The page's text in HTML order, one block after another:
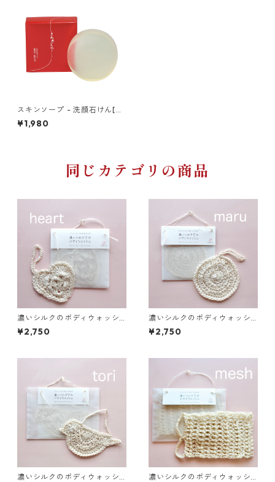
スキンソープ - 洗顔石けん[き
ぬもよふ]
¥1,980
同じカテゴリの商品
濃いシルクのボディウォッシ
¥2,750
濃いシルクのボディウォッシ
¥2,750
濃いシルクのボディウォッシ
濃いシルクのボディウォッシ